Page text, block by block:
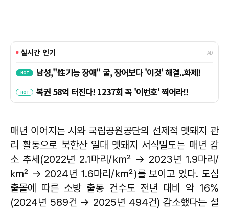
매년 이어지는 시와 국립공원공단의 선제적 멧돼지 관
리 활동으로 북한산 일대 멧돼지 서식밀도는 매년 감
소 추세(2022년 2.1마리/㎢ → 2023년 1.9마리/
㎢ → 2024년 1.6마리/㎢)를 보이고 있다. 도심
출몰에 따른 소방 출동 건수도 전년 대비 약 16%
(2024년 589건 → 2025년 494건) 감소했다는 설